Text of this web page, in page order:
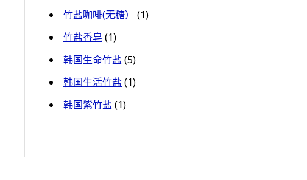
竹盐咖啡(无糖）
(1)
竹盐香皂 (1)
韩国生命竹盐 (5)
韩国生活竹盐 (1)
韩国紫竹盐 (1)